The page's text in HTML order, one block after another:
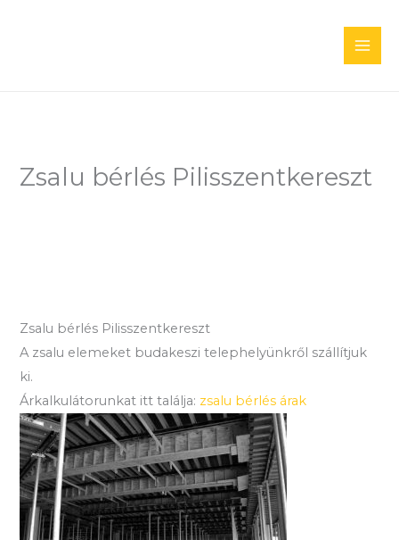
Zsalu bérlés Pilisszentkereszt
Zsalu bérlés Pilisszentkereszt
A zsalu elemeket budakeszi telephelyünkről szállítjuk
ki.
Árkalkulátorunkat itt találja: zsalu bérlés árak